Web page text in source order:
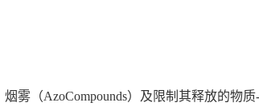
雾（AzoCompounds）及限制其释放的物质